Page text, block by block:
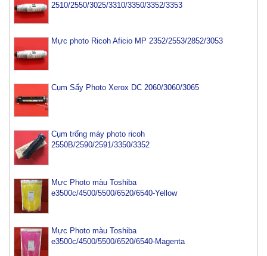
2510/2550/3025/3310/3350/3352/3353
Mực photo Ricoh Aficio MP 2352/2553/2852/3053
Cụm Sấy Photo Xerox DC 2060/3060/3065
Cụm trống máy photo ricoh
2550B/2590/2591/3350/3352
Mực Photo màu Toshiba
e3500c/4500/5500/6520/6540-Yellow
Mực Photo màu Toshiba
e3500c/4500/5500/6520/6540-Magenta